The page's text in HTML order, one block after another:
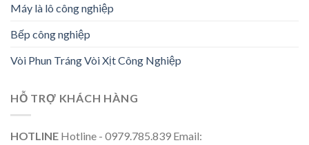
Máy là lô công nghiệp
Bếp công nghiệp
Vòi Phun Tráng Vòi Xịt Công Nghiệp
HỖ TRỢ KHÁCH HÀNG
HOTLINE Hotline - 0979.785.839 Email: